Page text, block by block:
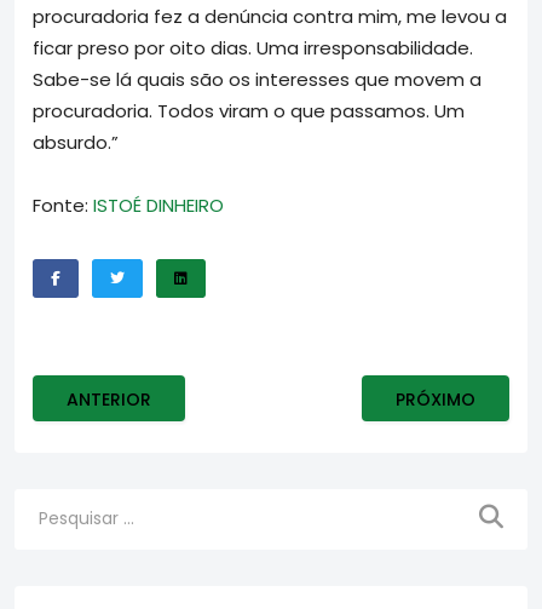
procuradoria fez a denúncia contra mim, me levou a
ficar preso por oito dias. Uma irresponsabilidade.
Sabe-se lá quais são os interesses que movem a
procuradoria. Todos viram o que passamos. Um
absurdo.”
Fonte: ISTOÉ DINHEIRO
ARTIGO ANTERIOR: TJ PUNE FISCO PAULISTA POR
ANTERIOR PRÓXIMO
PRÓXIMO